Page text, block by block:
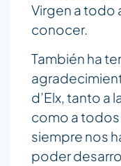
Virgen a todo
conocer.
También ha
d’Elx, tanto a
como a
siempre nos
poder